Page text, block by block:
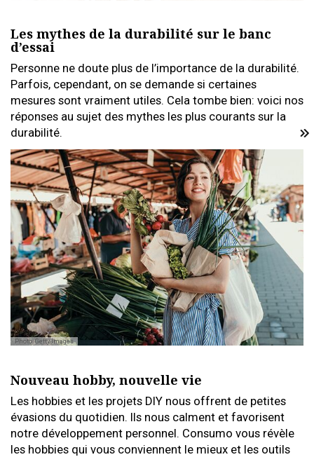
Les mythes de la durabilité sur le banc
d’essai
Personne ne doute plus de l’importance de la durabilité.
Parfois, cependant, on se demande si certaines
mesures sont vraiment utiles. Cela tombe bien: voici nos
réponses au sujet des mythes les plus courants sur la
durabilité.
Photo: Getty Images
Nouveau hobby, nouvelle vie
Les hobbies et les projets DIY nous offrent de petites
évasions du quotidien. Ils nous calment et favorisent
notre développement personnel. Consumo vous révèle
les hobbies qui vous conviennent le mieux et les outils